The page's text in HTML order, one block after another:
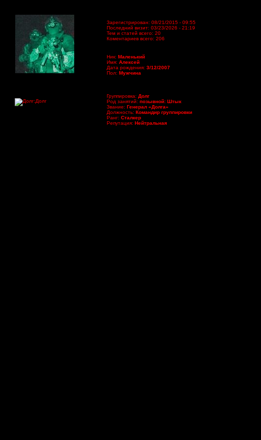
Зарегистрирован: 08/21/2015 - 09:55
Последний визит: 03/23/2026 - 21:19
Тем и статей всего: 20
Коментариев всего: 206
Ник: Маленький
Имя: Алексей
Дата рождения: 3/12/2007
Пол: Мужчина
Группировка: Долг
Род занятий: позывной: Штык
Звание: Генерал «Долга»
Должность: Командир группировки
Ранг: Сталкер
Репутация: Нейтральная